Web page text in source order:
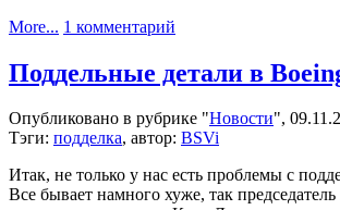
More... 1 комментарий
Foundry
профинансировать
теслу
Поддельные детали в
Опубликовано в рубрике "Новости",
Тэги: подделка, автор: BSVi
Итак, не только у нас есть проблемы с
Все бывает намного хуже, так